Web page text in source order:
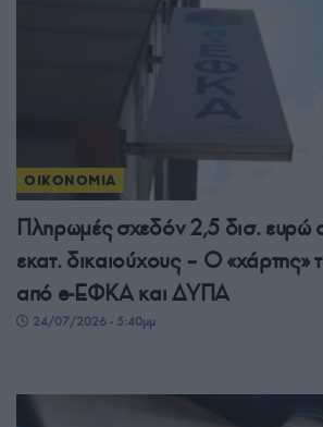
ΟΙΚΟΝΟΜΙΑ
Πληρωμές σχεδόν 2,5 δισ. ευρώ
εκατ. δικαιούχους – Ο «χάρτης»
από e-ΕΦΚΑ και ΔΥΠΑ
24/07/2026 - 5:40μμ